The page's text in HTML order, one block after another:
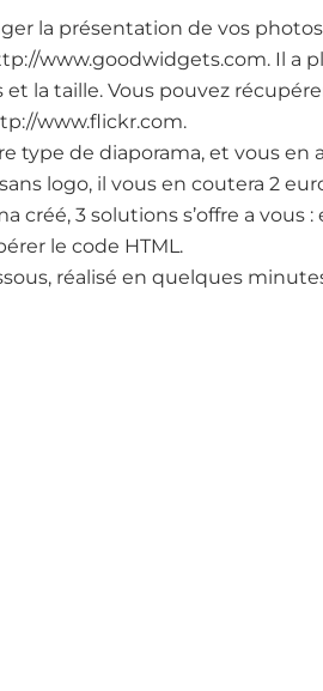
la présentation de vos
www.goodwidgets.com. Il a
la taille. Vous pouvez
www.flickr.com.
type de diaporama, et vous
logo, il vous en coutera 2
créé, 3 solutions s’offre a
le code HTML.
réalisé en quelques